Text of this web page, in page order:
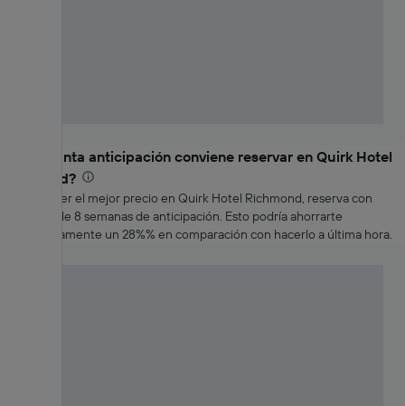
¿Con cuánta anticipación conviene reservar en Quirk Hotel
Richmond?
Para obtener el mejor precio en Quirk Hotel Richmond, reserva con
alrededor de 8 semanas de anticipación. Esto podría ahorrarte
aproximadamente un 28%% en comparación con hacerlo a última hora.